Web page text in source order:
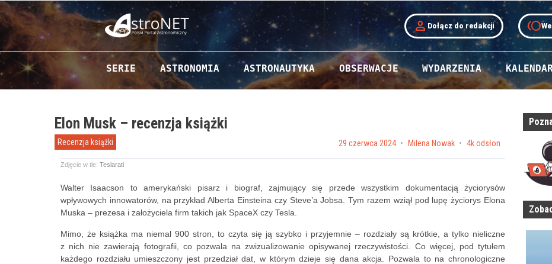
person Dołącz do redakcji toll
Przejdź do zawartości
SERIE ASTRONOMIA ASTRONAUTYKA OBSERWACJE WYDARZENIA
Elon Musk – recenzja książki
Recenzja książki Posted on
29 czerwca 2024 by Milena Nowak 4k odsłon
Zdjęcie w tle: Teslarati
Walter Isaacson to amerykański pisarz i biograf, zajmujący się przede wszystkim dokumentacją życiorysów
wpływowych innowatorów, na przykład Alberta Einsteina czy Steve’a Jobsa. Tym razem wziął pod lupę życiorys Elona
Muska – prezesa i założyciela firm takich jak SpaceX czy Tesla.
Mimo, że książka ma niemal 900 stron, to czyta się ją szybko i przyjemnie – rozdziały są krótkie, a tylko nieliczne
z nich nie zawierają fotografii, co pozwala na zwizualizowanie opisywanej rzeczywistości. Co więcej, pod tytułem
każdego rozdziału umieszczony jest przedział dat, w którym dzieje się dana akcja. Pozwala to na chronologiczne